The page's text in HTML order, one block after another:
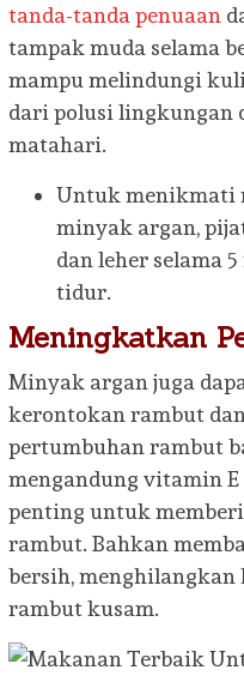
tanda-tanda penuaan
tampak muda selama
mampu melindungi
dari polusi lingkungan
matahari.
Untuk menikmati
minyak argan,
dan leher selama
tidur.
Meningkatkan
Minyak argan juga
kerontokan rambut
pertumbuhan rambut
mengandung vitamin
penting untuk
rambut. Bahkan
bersih, menghilangkan
rambut kusam.